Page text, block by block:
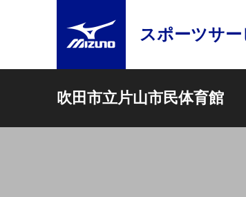
スポーツサー
吹田市立片山市民体育館